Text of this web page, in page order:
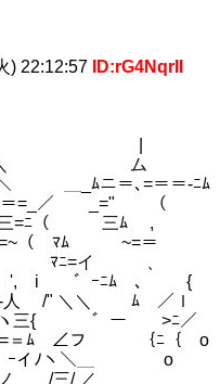
) 22:12:57 ID:rG4NqrII
/
-ﾆﾑ ／／ .
=_／
三ﾑ
~=＝
イ
゛ｰ
＼＼ ﾑ
／ ﾑ ） ' ﾆ
o o ﾉ三三ﾆ
ヽ＼＿ o
/ ／ , ,＼三ﾆ